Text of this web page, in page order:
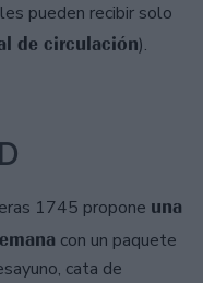
pueden recibir solo
de circulación).
1745 propone una
con un paquete
cata de